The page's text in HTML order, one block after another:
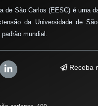
de São Carlos (EESC) é uma
da Universidade de
mundial.
Receba